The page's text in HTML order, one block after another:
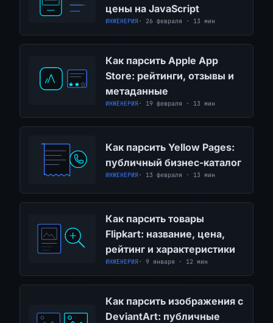
цены на JavaScript
ИНЖЕНЕРИЯ · 26 февраля · 13 мин
Как парсить Apple App
Store: рейтинги, отзывы и
метаданные
ИНЖЕНЕРИЯ · 19 февраля · 13 мин
Как парсить Yellow Pages:
публичный бизнес-каталог
ИНЖЕНЕРИЯ · 13 февраля · 13 мин
Как парсить товары
Flipkart: название, цена,
рейтинг и характеристики
ИНЖЕНЕРИЯ · 9 января · 12 мин
Как парсить изображения с
DeviantArt: публичные